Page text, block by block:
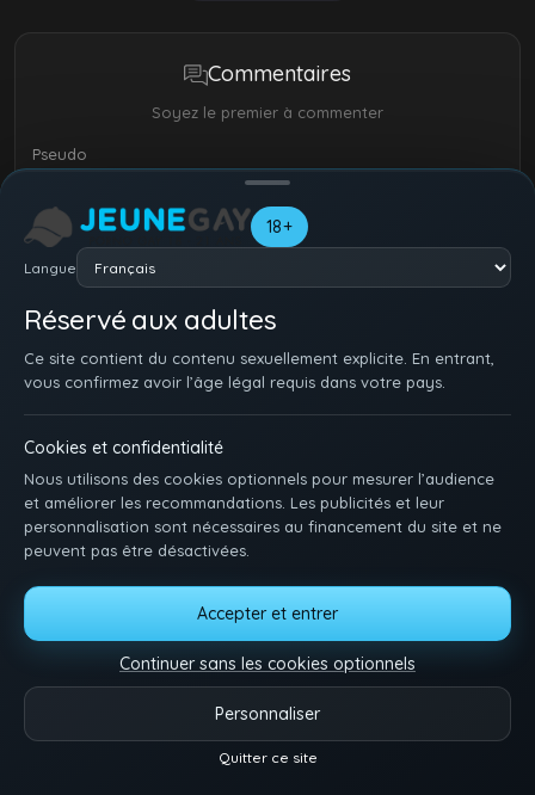
18+
Langue
Réservé aux adultes
Ce site contient du contenu sexuellement explicite. En entrant,
vous confirmez avoir l’âge légal requis dans votre pays.
Cookies et confidentialité
Nous utilisons des cookies optionnels pour mesurer l’audience
et améliorer les recommandations. Les publicités et leur
personnalisation sont nécessaires au financement du site et ne
peuvent pas être désactivées.
Accepter et entrer
Continuer sans les cookies optionnels
Personnaliser
Quitter ce site
Commentaires
Soyez le premier à commenter
Pseudo
ACCUEIL INSCRIPTION SE CONNECTER SUPPORT / CONTACT
CONDITIONS D'UTILISATION
DMCA
GÉRER LES COOKIES
Pose-toi et matte des minets qui baisent. Une idée, une envie ? Dis-nous tout.
Twink Tube- Tous droits réservés.
Reels